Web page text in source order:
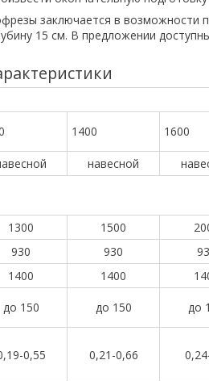
заключается в возможности
15 см. В предложении
1400 1600
навесной
1300 1500
930 930
1400 1400
до 150 до 150 до
0,55 0,21-0,66